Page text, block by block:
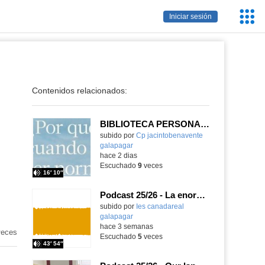
Iniciar sesión
Contenidos relacionados:
BIBLIOTECA PERSONAL 9: ¿Por qué ser feliz cuando puedes ser normal?
Contenido educativo.
subido por Cp jacintobenavente
galapagar
16′ 10″
-
hace 2 dias
Escuchado 9veces
Podcast 25/26 - La enorme responsabilidad de ser juez
subido por Ies canadareal
galapagar
43′ 54″
-
hace 3 semanas
Escuchado 5veces